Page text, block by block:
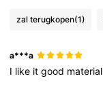
zal terugkopen(1)
a***a
I like itgood